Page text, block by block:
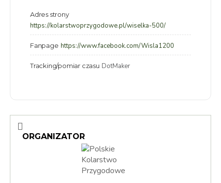
Adres strony
https://kolarstwoprzygodowe.pl/wiselka-500/
Fanpage https://www.facebook.com/Wisla1200
Tracking/pomiar czasu DotMaker
ORGANIZATOR